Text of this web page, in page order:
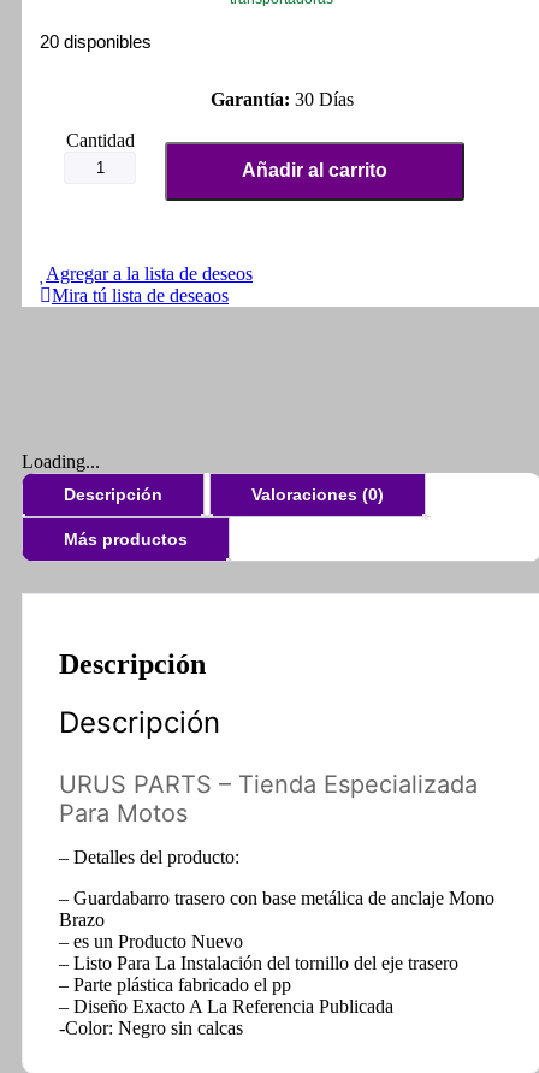
20 disponibles
Garantía: 30 Días
Guardabarro
Mono
Añadir al carrito
Agregar a la lista de deseos
Mira tú lista de deseaos
Loading...
Descripción Valoraciones (0)
Más productos
Descripción
Descripción
URUS PARTS – Tienda Especializada
Para Motos
– Detalles del producto:
– Guardabarro trasero con base metálica de anclaje Mono
Brazo
– es un Producto Nuevo
– Listo Para La Instalación del tornillo del eje trasero
– Parte plástica fabricado el pp
– Diseño Exacto A La Referencia Publicada
-Color: Negro sin calcas